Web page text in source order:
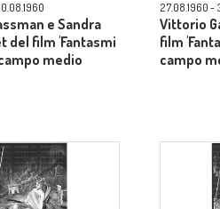
e Sandra
del film 'Fantasmi
medio
27.08.1960 -
Vittorio
film
campo